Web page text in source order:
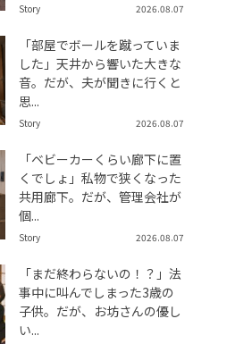
Story 2026.08.07
「部屋でボールを蹴っていま
した」天井から響いた大きな
音。だが、夫が聞きに行くと
思...
Story 2026.08.07
「ベビーカーくらい廊下に置
くでしょ」私物で狭くなった
共用廊下。だが、管理会社が
個...
Story 2026.08.07
「まだ終わらないの！？」法
事中に叫んでしまった3歳の
子供。だが、お坊さんの優し
い...